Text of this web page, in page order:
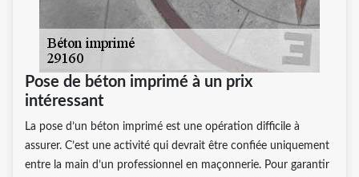
Pose de béton imprimé à un prix
intéressant
La pose d’un béton imprimé est une opération difficile à
assurer. C’est une activité qui devrait être confiée uniquement
entre la main d’un professionnel en maçonnerie. Pour garantir